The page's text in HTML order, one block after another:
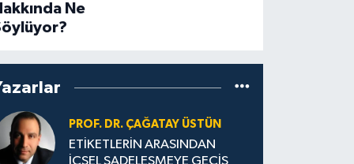
Ne
PROF. DR. ÇAĞATAY ÜSTÜN
ETİKETLERİN ARASINDAN